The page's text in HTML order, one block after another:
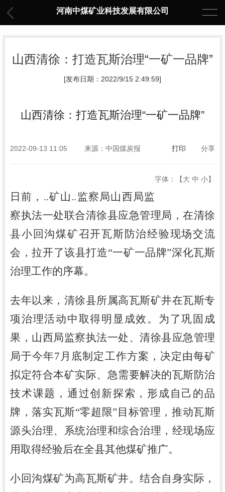
河南中煤矿业科技发展有限公司
山西清徐：打造瓦斯治理“一矿一品牌”
[发布日期：2022/9/15 2:49:59]
山西清徐：打造瓦斯治理“一矿一品牌”
2022-09-13 11:05 来源：中国煤炭报 分享
打印
字体：【大 中 小】
日前，..矿山..监察局山西局监
察执法一处联合清徐县应急管理局，在清徐
县小回沟煤矿召开瓦斯防治经验现场交流
会，拉开了该县打造“一矿一品牌”深化瓦斯
治理工作的序幕。
去年以来，清徐县所属高瓦斯矿井在瓦斯专
项治理活动中取得明显成效。为了巩固成
果，山西局监察执法一处、清徐县应急管理
局于今年7月底制定工作方案，决定由每矿
拟定符合本矿实际、急需要解决的瓦斯防治
技术课题，通过创新探索，形成自己的品
牌，落实瓦斯“零超限”目标管理，推动瓦斯
源头治理、系统治理和综合治理，经现场应
用取得经验后在全县其他煤矿推广。
小回沟煤矿为高瓦斯矿井。结合自身实际，